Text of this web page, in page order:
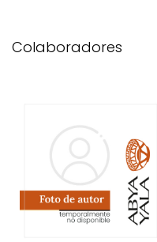
Colaboradores